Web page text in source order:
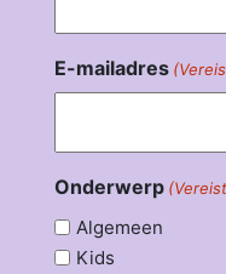
E-mailadres
Onderwerp
Algemeen
Kids